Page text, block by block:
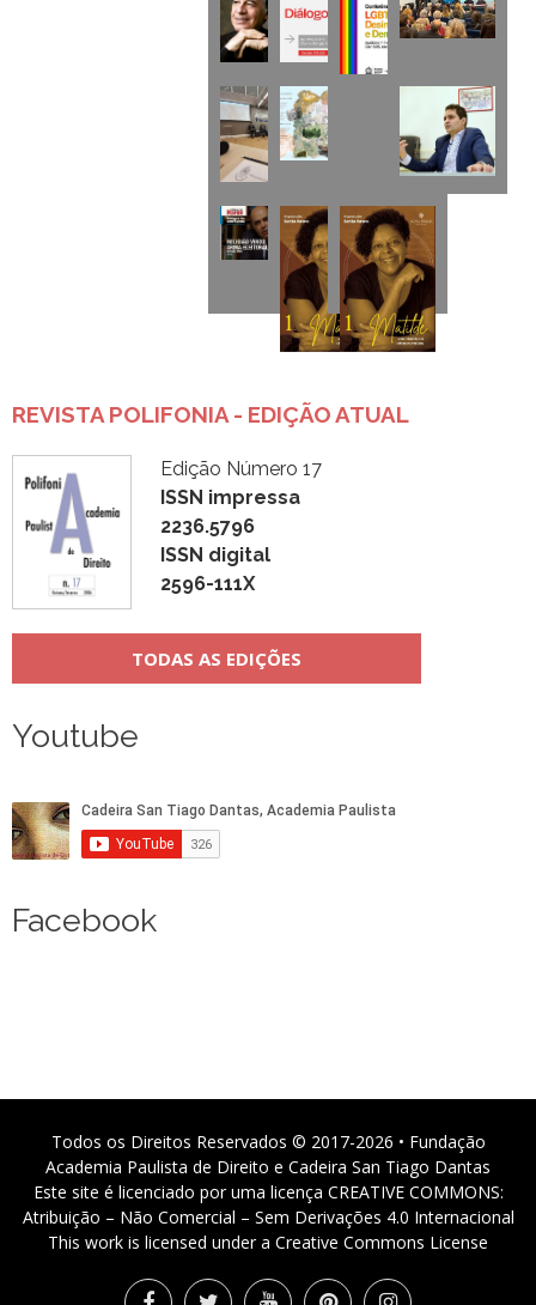
REVISTA POLIFONIA - EDIÇÃO ATUAL
Edição Número 17
ISSN impressa
2236.5796
ISSN digital
2596-111X
TODAS AS EDIÇÕES
Youtube
Facebook
Todos os Direitos Reservados © 2017-2026 • Fundação
Academia Paulista de Direito e Cadeira San Tiago Dantas
Este site é licenciado por uma licença CREATIVE COMMONS:
Atribuição – Não Comercial – Sem Derivações 4.0 Internacional
This work is licensed under a Creative Commons License